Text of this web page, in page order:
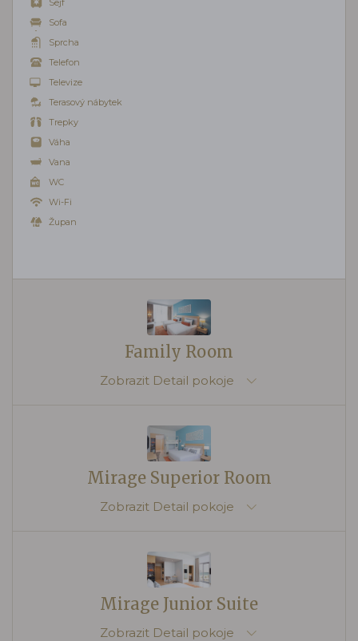
Sejf
Sofa
Sprcha
Telefon
Televize
Terasový nábytek
Trepky
Váha
Vana
WC
Wi-Fi
Župan
Family Room
Zobrazit Detail pokoje
Mirage Superior Room
Zobrazit Detail pokoje
Mirage Junior Suite
Zobrazit Detail pokoje